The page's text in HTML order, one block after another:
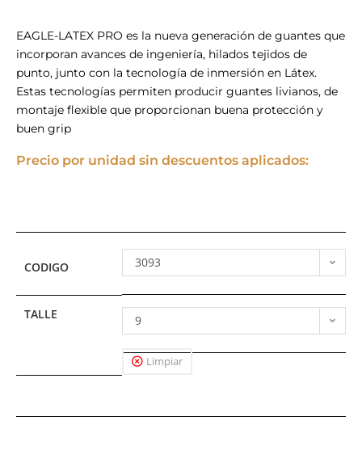
EAGLE-LATEX PRO es la nueva generación de guantes que
incorporan avances de ingeniería, hilados tejidos de
punto, junto con la tecnología de inmersión en Látex.
Estas tecnologías permiten producir guantes livianos, de
montaje flexible que proporcionan buena protección y
buen grip
Precio por unidad sin descuentos aplicados:
CODIGO 3093
TALLE 9
Limpiar